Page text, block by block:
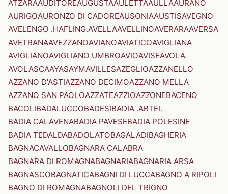
ATZARAAUDITOREAUGUSTAAULETTAAULLAAURANO
AURIGOAURONZO DI CADOREAUSONIAAUSTISAVEGNO
AVELENGO .HAFLING.AVELLAAVELLINOAVERARAAVERSA
AVETRANAAVEZZANOAVIANOAVIATICOAVIGLIANA
AVIGLIANOAVIGLIANO UMBROAVIOAVISEAVOLA
AVOLASCAAYASAYMAVILLESAZEGLIOAZZANELLO
AZZANO D'ASTIAZZANO DECIMOAZZANO MELLA
AZZANO SAN PAOLOAZZATEAZZIOAZZONEBACENO
BACOLIBADALUCCOBADESIBADIA .ABTEI.
BADIA CALAVENABADIA PAVESEBADIA POLESINE
BADIA TEDALDABADOLATOBAGALADIBAGHERIA
BAGNACAVALLOBAGNARA CALABRA
BAGNARA DI ROMAGNABAGNARIABAGNARIA ARSA
BAGNASCOBAGNATICABAGNI DI LUCCABAGNO A RIPOLI
BAGNO DI ROMAGNABAGNOLI DEL TRIGNO